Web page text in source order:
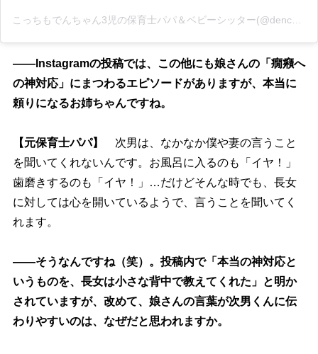
――Instagramの投稿では、この他にも娘さんの「癇癪へ
の神対応」にまつわるエピソードがありますが、本当に
頼りになるお姉ちゃんですね。
【元保育士パパ】
次男は、なかなか僕や妻の言うこと
を聞いてくれないんです。お風呂に入るのも「イヤ！」
歯磨きするのも「イヤ！」…だけどそんな時でも、長女
に対しては心を開いているようで、言うことを聞いてく
れます。
――そうなんですね（笑）。投稿内で「本当の神対応と
いうものを、長女は小さな背中で教えてくれた」と明か
されていますが、改めて、娘さんの言葉が次男くんに伝
わりやすいのは、なぜだと思われますか。